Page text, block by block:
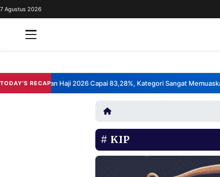
REDAKSI
PERSONA
NASIONAL
7 Agustus 2026
TODAY'S RECAP
Layanan Haji 2026 Capai 83,28%, Kategori Sangat Memuaskan.•
KIP